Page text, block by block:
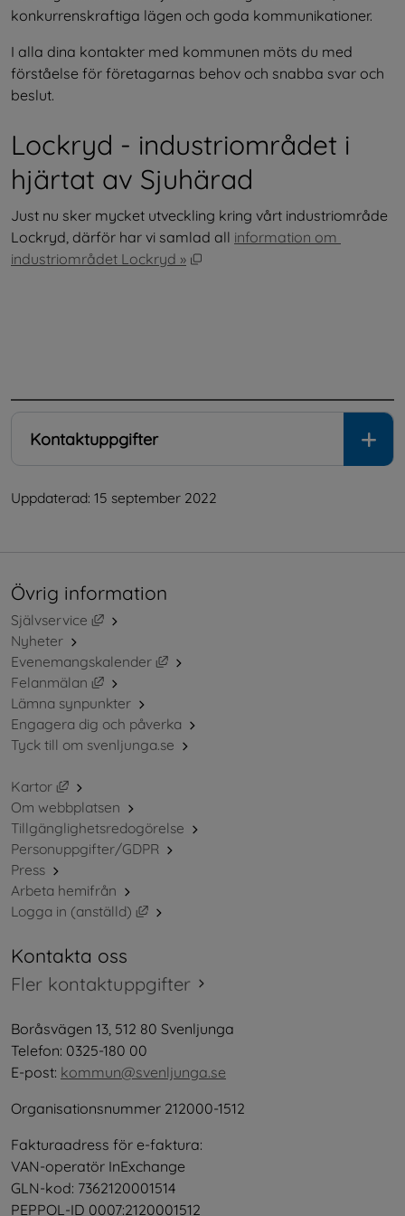
konkurrenskraftiga lägen och goda kommunikationer.
I alla dina kontakter med kommunen möts du med
förståelse för företagarnas behov och snabba svar och
beslut.
Lockryd - industriområdet i
hjärtat av Sjuhärad
Just nu sker mycket utveckling kring vårt industriområde
Lockryd, därför har vi samlad all information om
industriområdet Lockryd »
Kontaktuppgifter
Uppdaterad: 15 september 2022
Övrig information
Självservice
Länk till annan webbplats, öppnas i nytt fönster.
Nyheter
Evenemangskalender
Länk till annan webbplats, öppnas i
Felanmälan
Länk till annan webbplats, öppnas i nytt fönster.
Lämna synpunkter
Engagera dig och påverka
Tyck till om svenljunga.se
Kartor
Länk till annan webbplats, öppnas i nytt fönster.
Om webbplatsen
Tillgänglighetsredogörelse
Personuppgifter/GDPR
Press
Arbeta hemifrån
Logga in (anställd)
Länk till annan webbplats, öppnas i nytt
Kontakta oss
Fler kontaktuppgifter
Boråsvägen 13, 512 80 Svenljunga
Telefon: 0325-180 00
E-post: kommun@svenljunga.se
Organisationsnummer 212000-1512
Fakturaadress för e-faktura:
VAN-operatör InExchange
GLN-kod: 7362120001514
PEPPOL-ID 0007:2120001512